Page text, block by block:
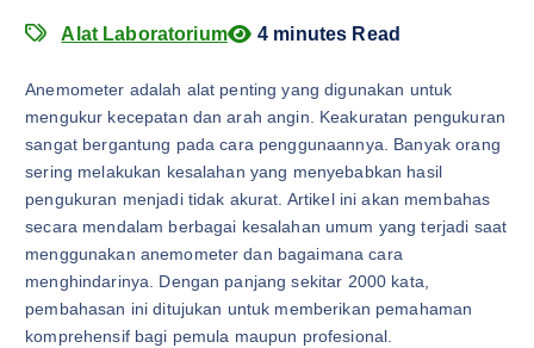
Alat Laboratorium 4 minutes Read
Anemometer adalah alat penting yang digunakan untuk
mengukur kecepatan dan arah angin. Keakuratan pengukuran
sangat bergantung pada cara penggunaannya. Banyak orang
sering melakukan kesalahan yang menyebabkan hasil
pengukuran menjadi tidak akurat. Artikel ini akan membahas
secara mendalam berbagai kesalahan umum yang terjadi saat
menggunakan anemometer dan bagaimana cara
menghindarinya. Dengan panjang sekitar 2000 kata,
pembahasan ini ditujukan untuk memberikan pemahaman
komprehensif bagi pemula maupun profesional.